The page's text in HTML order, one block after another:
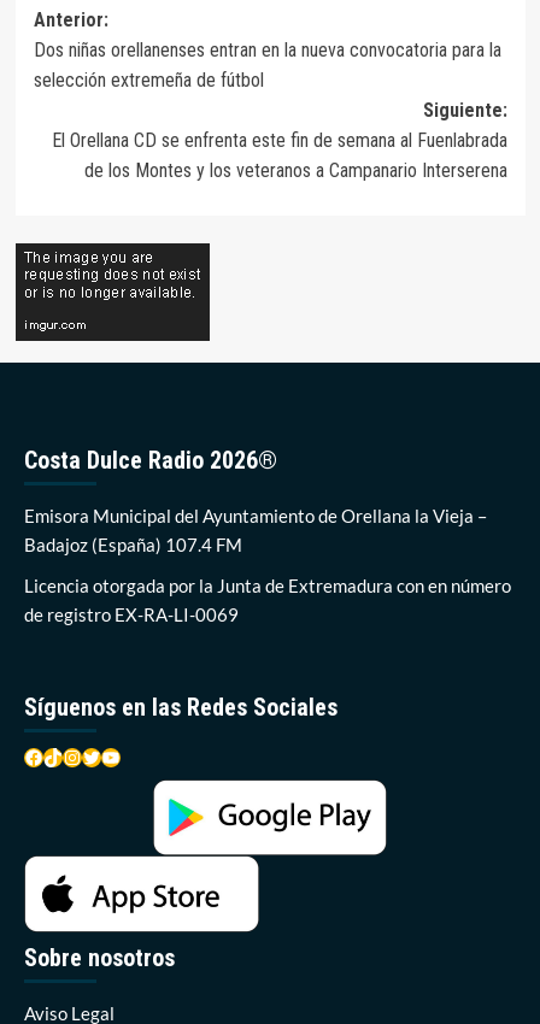
Navegación
de
Anterior:
Dos niñas orellanenses entran en la nueva convocatoria para la
selección extremeña de fútbol
Siguiente:
El Orellana CD se enfrenta este fin de semana al Fuenlabrada
de los Montes y los veteranos a Campanario Interserena
Costa Dulce Radio 2026®
Emisora Municipal del Ayuntamiento de Orellana la Vieja –
Badajoz (España) 107.4 FM
Licencia otorgada por la Junta de Extremadura con en número
de registro EX-RA-LI-0069
Síguenos en las Redes Sociales
Facebook
TikTok
Instagram
Twitter
YouTube
Sobre nosotros
Aviso Legal